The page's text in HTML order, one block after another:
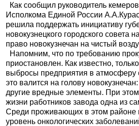
Как сообщил руководитель
Исполкома Единой России
решила поддержать инициативу
новокузнецкого городского совета
право новокузнечан на чистый
Напомним, что по требованию
приостановлен. Как известно,
выбросы предприятия в атмосферу
это валится на голову
другие вредные элементы. При
жизни работников завода одна из
Среди проживающих в этом районе
уровень онкологических